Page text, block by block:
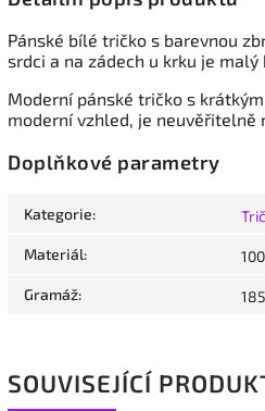
Pánské bílé tričko s barevnou
srdci a na zádech u krku je malý
Moderní pánské tričko s
moderní vzhled, je neuvěřitelně
Doplňkové parametry
Kategorie:
Materiál:
Gramáž:
SOUVISEJÍCÍ